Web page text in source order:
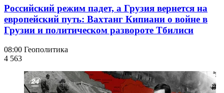
Российский режим падет, а Грузия вернется на
европейский путь: Вахтанг Кипиани о войне в
Грузии и политическом развороте Тбилиси
08:00 Геополитика
4 563